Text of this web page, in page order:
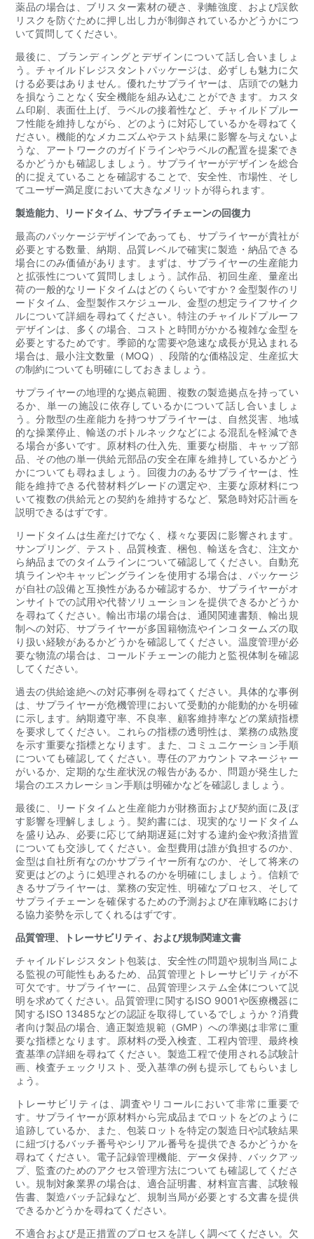
薬品の場合は、ブリスター素材の硬さ、剥離強度、および誤飲
リスクを防ぐために押し出し力が制御されているかどうかにつ
いて質問してください。
最後に、ブランディングとデザインについて話し合いましょ
う。チャイルドレジスタントパッケージは、必ずしも魅力に欠
ける必要はありません。優れたサプライヤーは、店頭での魅力
を損なうことなく安全機能を組み込むことができます。カスタ
ム印刷、表面仕上げ、ラベルの接着性など、チャイルドプルー
フ性能を維持しながら、どのように対応しているかを尋ねてく
ださい。機能的なメカニズムやテスト結果に影響を与えないよ
うな、アートワークのガイドラインやラベルの配置を提案でき
るかどうかも確認しましょう。サプライヤーがデザインを総合
的に捉えていることを確認することで、安全性、市場性、そし
てユーザー満足度において大きなメリットが得られます。
製造能力、リードタイム、サプライチェーンの回復力
最高のパッケージデザインであっても、サプライヤーが貴社が
必要とする数量、納期、品質レベルで確実に製造・納品できる
場合にのみ価値があります。まずは、サプライヤーの生産能力
と拡張性について質問しましょう。試作品、初回生産、量産出
荷の一般的なリードタイムはどのくらいですか？金型製作のリ
ードタイム、金型製作スケジュール、金型の想定ライフサイク
ルについて詳細を尋ねてください。特注のチャイルドプルーフ
デザインは、多くの場合、コストと時間がかかる複雑な金型を
必要とするためです。季節的な需要や急速な成長が見込まれる
場合は、最小注文数量（MOQ）、段階的な価格設定、生産拡大
の制約についても明確にしておきましょう。
サプライヤーの地理的な拠点範囲、複数の製造拠点を持ってい
るか、単一の施設に依存しているかについて話し合いましょ
う。分散型の生産能力を持つサプライヤーは、自然災害、地域
的な操業停止、輸送のボトルネックなどによる混乱を軽減でき
る場合が多いです。原材料の仕入先、重要な樹脂、キャップ部
品、その他の単一供給元部品の安全在庫を維持しているかどう
かについても尋ねましょう。回復力のあるサプライヤーは、性
能を維持できる代替材料グレードの選定や、主要な原材料につ
いて複数の供給元との契約を維持するなど、緊急時対応計画を
説明できるはずです。
リードタイムは生産だけでなく、様々な要因に影響されます。
サンプリング、テスト、品質検査、梱包、輸送を含む、注文か
ら納品までのタイムラインについて確認してください。自動充
填ラインやキャッピングラインを使用する場合は、パッケージ
が自社の設備と互換性があるか確認するか、サプライヤーがオ
ンサイトでの試用や代替ソリューションを提供できるかどうか
を尋ねてください。輸出市場の場合は、通関関連書類、輸出規
制への対応、サプライヤーが多国籍物流やインコタームズの取
り扱い経験があるかどうかを確認してください。温度管理が必
要な物流の場合は、コールドチェーンの能力と監視体制を確認
してください。
過去の供給途絶への対応事例を尋ねてください。具体的な事例
は、サプライヤーが危機管理において受動的か能動的かを明確
に示します。納期遵守率、不良率、顧客維持率などの業績指標
を要求してください。これらの指標の透明性は、業務の成熟度
を示す重要な指標となります。また、コミュニケーション手順
についても確認してください。専任のアカウントマネージャー
がいるか、定期的な生産状況の報告があるか、問題が発生した
場合のエスカレーション手順は明確かなどを確認しましょう。
最後に、リードタイムと生産能力が財務面および契約面に及ぼ
す影響を理解しましょう。契約書には、現実的なリードタイム
を盛り込み、必要に応じて納期遅延に対する違約金や救済措置
についても交渉してください。金型費用は誰が負担するのか、
金型は自社所有なのかサプライヤー所有なのか、そして将来の
変更はどのように処理されるのかを明確にしましょう。信頼で
きるサプライヤーは、業務の安定性、明確なプロセス、そして
サプライチェーンを確保するための予測および在庫戦略におけ
る協力姿勢を示してくれるはずです。
品質管理、トレーサビリティ、および規制関連文書
チャイルドレジスタント包装は、安全性の問題や規制当局によ
る監視の可能性もあるため、品質管理とトレーサビリティが不
可欠です。サプライヤーに、品質管理システム全体について説
明を求めてください。品質管理に関するISO 9001や医療機器に
関するISO 13485などの認証を取得しているでしょうか？消費
者向け製品の場合、適正製造規範（GMP）への準拠は非常に重
要な指標となります。原材料の受入検査、工程内管理、最終検
査基準の詳細を尋ねてください。製造工程で使用される試験計
画、検査チェックリスト、受入基準の例も提示してもらいまし
ょう。
トレーサビリティは、調査やリコールにおいて非常に重要で
す。サプライヤーが原材料から完成品までロットをどのように
追跡しているか、また、包装ロットを特定の製造日や試験結果
に紐づけるバッチ番号やシリアル番号を提供できるかどうかを
尋ねてください。電子記録管理機能、データ保持、バックアッ
プ、監査のためのアクセス管理方法についても確認してくださ
い。規制対象業界の場合は、適合証明書、材料宣言書、試験報
告書、製造バッチ記録など、規制当局が必要とする文書を提供
できるかどうかを尋ねてください。
不適合および是正措置のプロセスを詳しく調べてください。欠